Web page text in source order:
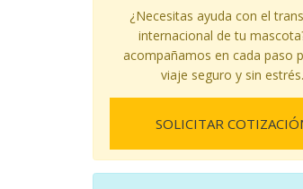
¿Necesitas ayuda con el
internacional de tu
acompañamos en cada paso
viaje seguro y sin estrés.
SOLICITAR